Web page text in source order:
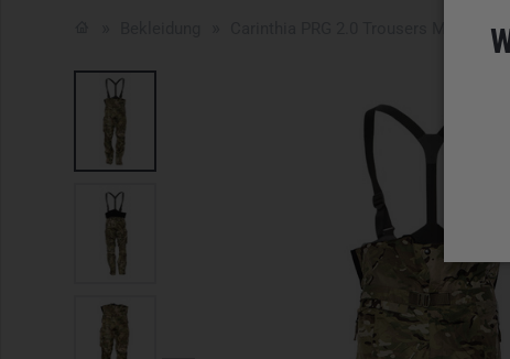
Carinthia PRG 2.0 Trousers Multicam